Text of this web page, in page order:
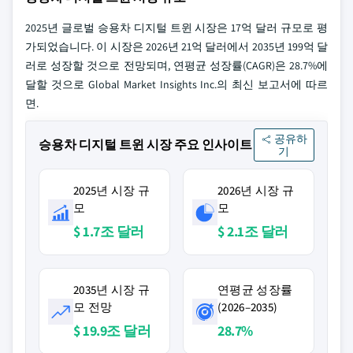
2025년 글로벌 승용차 디지털 트윈 시장은 17억 달러 규모로 평
가되었습니다. 이 시장은 2026년 21억 달러에서 2035년 199억 달
러로 성장할 것으로 전망되며, 연평균 성장률(CAGR)은 28.7%에
달할 것으로 Global Market Insights Inc.의 최신 보고서에 따르
면.
승용차 디지털 트윈 시장 주요 인사이트
공유하
기
2025년 시장 규
모
$ 1.7조 달러
2026년 시장 규
모
$ 2.1조 달러
2035년 시장 규
모 전망
$ 19.9조 달러
연평균 성장률
(2026–2035)
28.7%